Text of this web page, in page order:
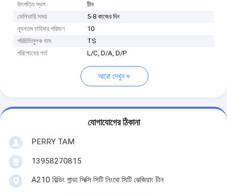
উৎপত্তি স্থল
চীন
ডেলিভারি সময়
5-8 কাজের দিন
ন্যূনতম চাহিদার পরিমাণ
10
পরিচিতিমুলক নাম
TS
পরিশোধের শর্ত
L/C, D/A, D/P
আরো দেখুন
যোগাযোগের ঠিকানা
PERRY TAM
13958270815
A210 বিল্ডিং পান্ডা সিক্সি সিটি নিংবো সিটি ঝেজিয়াং চীন